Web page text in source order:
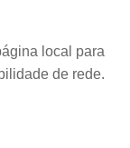
local para
de rede.